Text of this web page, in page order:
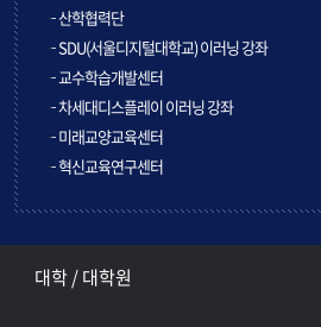
산학협력단
SDU(서울디지털대학교) 이러닝 강좌
교수학습개발센터
차세대디스플레이 이러닝 강좌
미래교양교육센터
혁신교육연구센터
대학 / 대학원